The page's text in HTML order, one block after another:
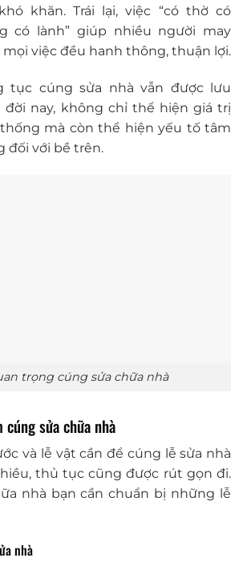
khăn. Trái lại, việc “có thờ có
có lành” giúp nhiều người may
mọi việc đều hanh thông, thuận lợi.
tục cúng sửa nhà vẫn được lưu
nay, không chỉ thể hiện giá trị
mà còn thể hiện yếu tố tâm
đối với bề trên.
trọng cúng sửa chữa nhà
cúng sửa chữa nhà
và lễ vật cần để cúng lễ sửa nhà
thủ tục cũng được rút gọn đi.
nhà bạn cần chuẩn bị những lễ
nhà